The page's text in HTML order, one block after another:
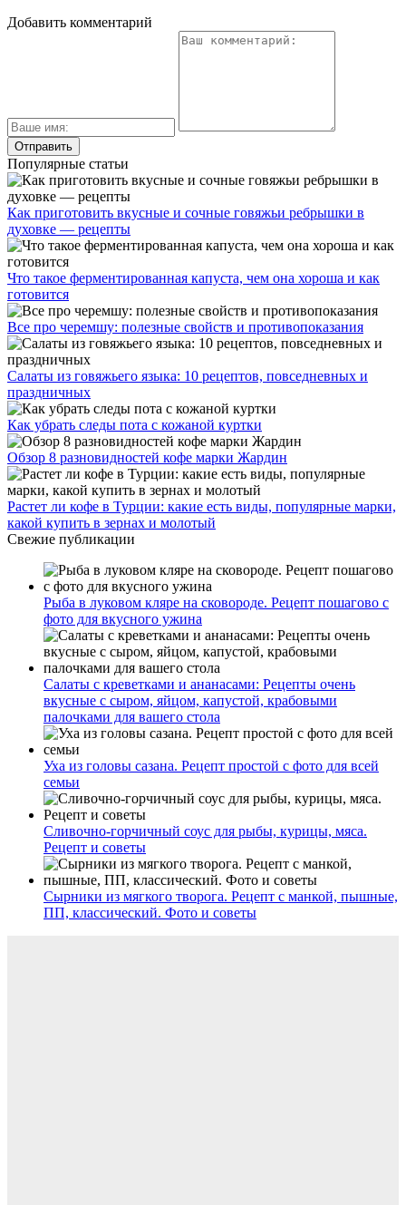
Добавить комментарий
Популярные статьи
Как приготовить вкусные и сочные говяжьи ребрышки в
духовке — рецепты
Что такое ферментированная капуста, чем она хороша и как
готовится
Все про черемшу: полезные свойств и противопоказания
Салаты из говяжьего языка: 10 рецептов, повседневных и
праздничных
Как убрать следы пота с кожаной куртки
Обзор 8 разновидностей кофе марки Жардин
Растет ли кофе в Турции: какие есть виды, популярные марки,
какой купить в зернах и молотый
Свежие публикации
Рыба в луковом кляре на сковороде. Рецепт пошагово с
фото для вкусного ужина
Салаты с креветками и ананасами: Рецепты очень
вкусные с сыром, яйцом, капустой, крабовыми
палочками для вашего стола
Уха из головы сазана. Рецепт простой с фото для всей
семьи
Сливочно-горчичный соус для рыбы, курицы, мяса.
Рецепт и советы
Сырники из мягкого творога. Рецепт с манкой, пышные,
ПП, классический. Фото и советы